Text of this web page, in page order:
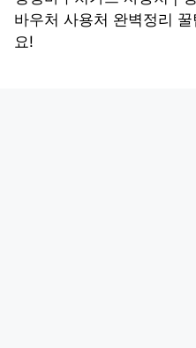
바우처 사용처 완벽정리 꿀
요!